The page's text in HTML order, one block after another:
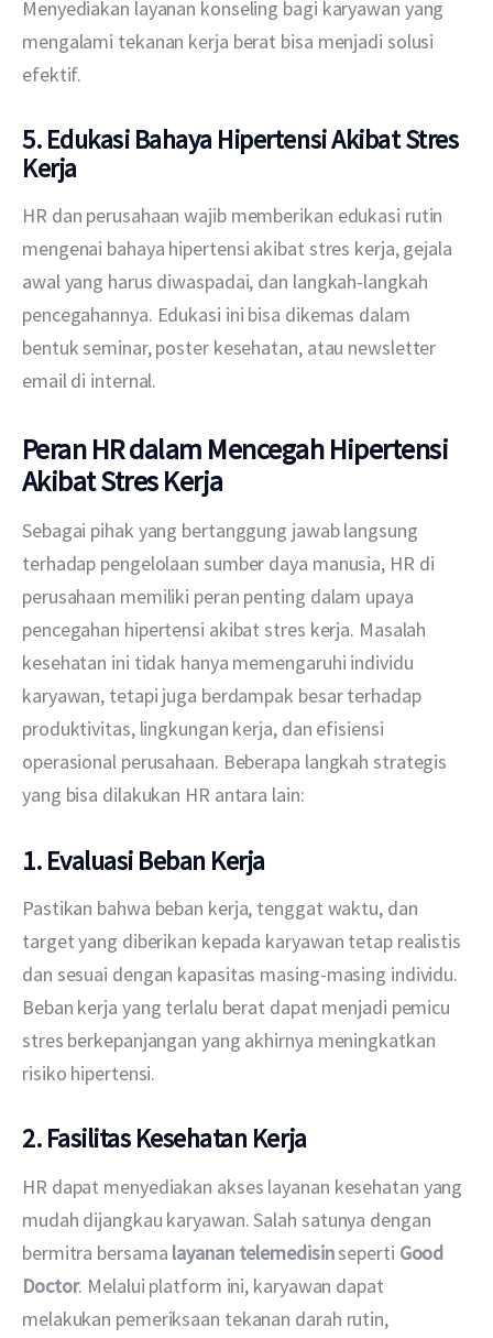
Menyediakan layanan konseling bagi karyawan yang
mengalami tekanan kerja berat bisa menjadi solusi
efektif.
5. Edukasi Bahaya Hipertensi Akibat Stres
Kerja
HR dan perusahaan wajib memberikan edukasi rutin
mengenai bahaya hipertensi akibat stres kerja, gejala
awal yang harus diwaspadai, dan langkah-langkah
pencegahannya. Edukasi ini bisa dikemas dalam
bentuk seminar, poster kesehatan, atau newsletter
email di internal.
Peran HR dalam Mencegah Hipertensi
Akibat Stres Kerja
Sebagai pihak yang bertanggung jawab langsung
terhadap pengelolaan sumber daya manusia, HR di
perusahaan memiliki peran penting dalam upaya
pencegahan hipertensi akibat stres kerja. Masalah
kesehatan ini tidak hanya memengaruhi individu
karyawan, tetapi juga berdampak besar terhadap
produktivitas, lingkungan kerja, dan efisiensi
operasional perusahaan. Beberapa langkah strategis
yang bisa dilakukan HR antara lain:
1. Evaluasi Beban Kerja
Pastikan bahwa beban kerja, tenggat waktu, dan
target yang diberikan kepada karyawan tetap realistis
dan sesuai dengan kapasitas masing-masing individu.
Beban kerja yang terlalu berat dapat menjadi pemicu
stres berkepanjangan yang akhirnya meningkatkan
risiko hipertensi.
2. Fasilitas Kesehatan Kerja
HR dapat menyediakan akses layanan kesehatan yang
mudah dijangkau karyawan. Salah satunya dengan
bermitra bersama layanan telemedisin seperti Good
Doctor. Melalui platform ini, karyawan dapat
melakukan pemeriksaan tekanan darah rutin,